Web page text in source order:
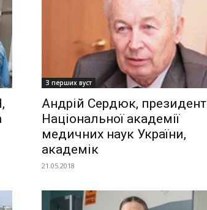
З перших вуст
Андрій Сердюк, президент
Національної академії
медичних наук України,
академік
21.05.2018